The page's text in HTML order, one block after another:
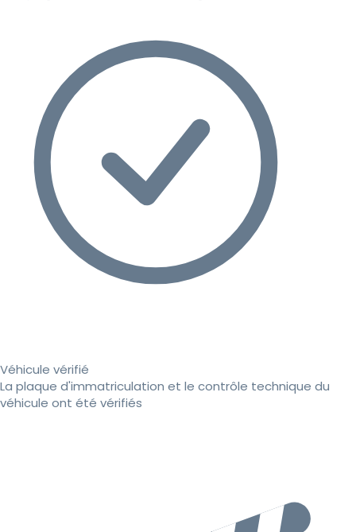
Véhicule vérifié
La plaque d'immatriculation et le contrôle technique du
véhicule ont été vérifiés